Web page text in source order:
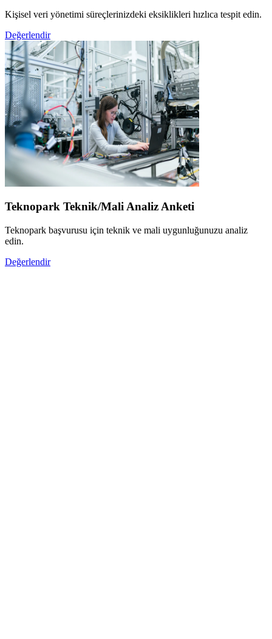
Kişisel veri yönetimi süreçlerinizdeki eksiklikleri hızlıca tespit edin.
Değerlendir
Teknopark Teknik/Mali Analiz Anketi
Teknopark başvurusu için teknik ve mali uygunluğunuzu analiz
edin.
Değerlendir